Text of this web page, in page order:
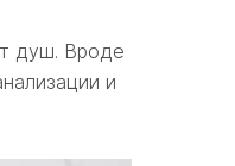
душ. Вроде
и